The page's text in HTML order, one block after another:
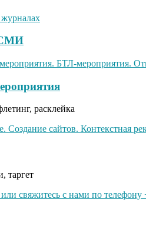
СМИ
расклейка
таргет
свяжитесь с нами по